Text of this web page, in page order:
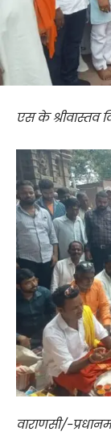
एस के श्रीवास्तव
वाराणसी/-